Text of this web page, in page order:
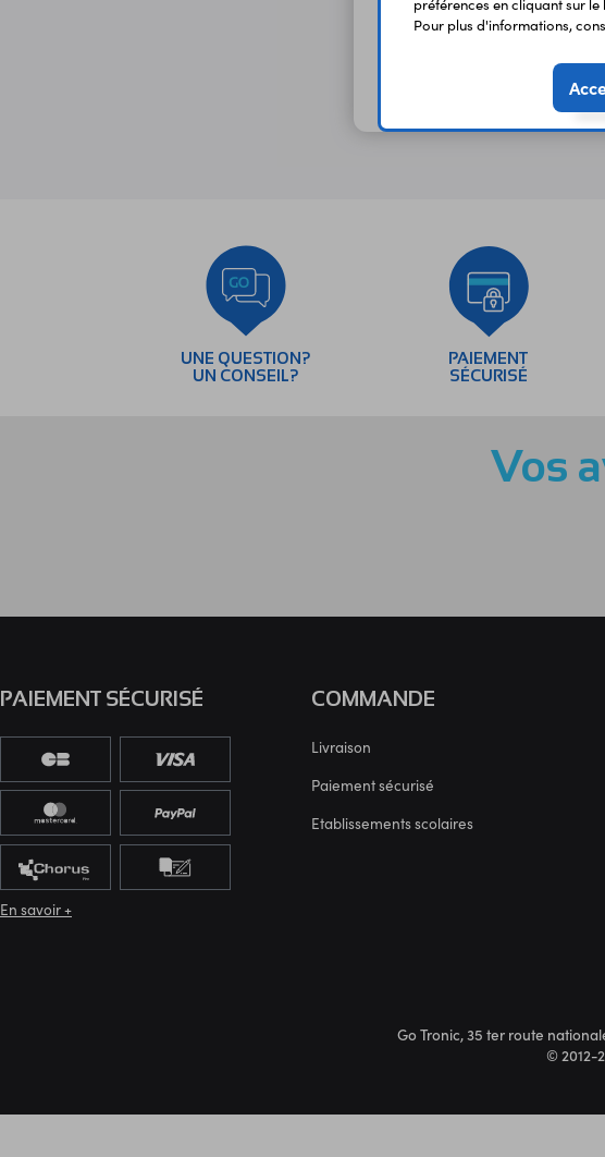
112,92 €
UNE QUESTION?
UN CONSEIL?
PAIEMENT
SÉCURISÉ
Vos
COMMANDE
Livraison
Paiement sécurisé
Etablissements scolaires
PAIEMENT SÉCURISÉ
En savoir +
Go Tronic, 35 ter route
© 2012-
Pour plus d'informations,